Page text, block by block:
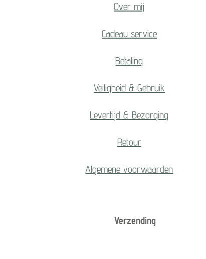
Over mij
Cadeau service
Betaling
Veiligheid & Gebruik
Levertijd & Bezorging
Retour
Algemene voorwaarden
Verzending